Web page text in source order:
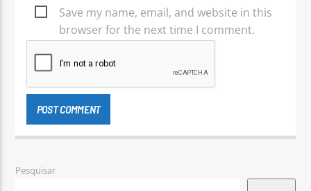
Save my name, email, and website in this
browser for the next time I comment.
Pesquisar